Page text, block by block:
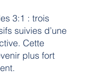
3:1 : trois
suivies d’une
Cette
plus fort